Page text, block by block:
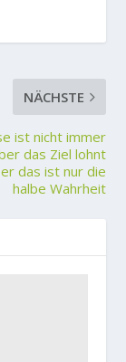
NÄCHSTE
ist nicht immer
das Ziel lohnt
das ist nur die
halbe Wahrheit